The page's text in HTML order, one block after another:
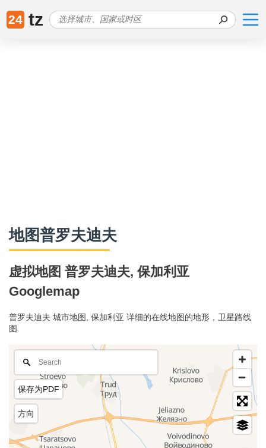
24 tz
地图普罗夫迪夫
虚拟地图 普罗夫迪夫, 保加利亚
Googlemap
普罗夫迪夫 城市地图, 保加利亚 详细的在线地图的地形，卫星路线
图
保存为PDF
方向